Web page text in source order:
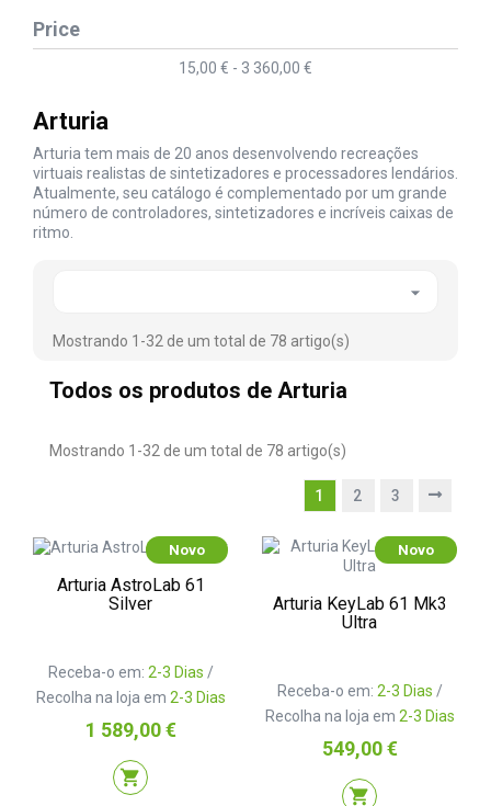
Price
15,00 € - 3 360,00 €
Arturia
Arturia tem mais de 20 anos desenvolvendo recreações
virtuais realistas de sintetizadores e processadores lendários.
Atualmente, seu catálogo é complementado por um grande
número de controladores, sintetizadores e incríveis caixas de
ritmo.

Mostrando 1-32 de um total de 78 artigo(s)
Todos os produtos de Arturia
Mostrando 1-32 de um total de 78 artigo(s)
1 2 3
Novo
Arturia AstroLab 61
Silver
Receba-o em: 2-3 Dias /
Recolha na loja em 2-3 Dias
Preço
1 589,00 €
shopping_cart
Novo
Arturia KeyLab 61 Mk3
Ultra
Receba-o em: 2-3 Dias /
Recolha na loja em 2-3 Dias
Preço
549,00 €
shopping_cart